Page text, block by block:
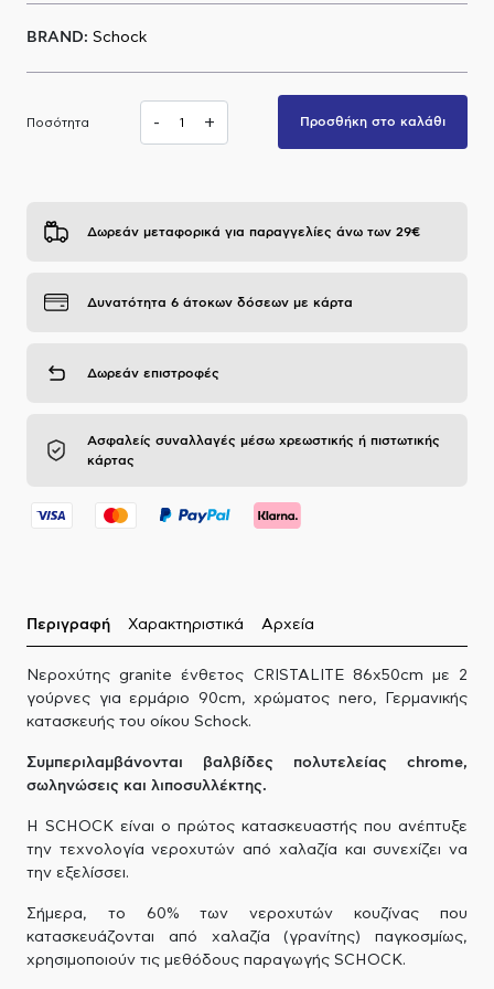
Α.Μ.Ε.Α
BRAND: Schock
Ποσότητα - + Προσθήκη στο καλάθι
Δωρεάν μεταφορικά για παραγγελίες άνω των 29€
Δυνατότητα 6 άτοκων δόσεων με κάρτα
Δωρεάν επιστροφές
Ασφαλείς συναλλαγές μέσω χρεωστικής ή πιστωτικής
κάρτας
Περιγραφή Χαρακτηριστικά Αρχεία
Νεροχύτης granite ένθετος CRISTALITE 86x50cm με 2
γούρνες για ερμάριο 90cm, χρώματος nero, Γερμανικής
κατασκευής του οίκου Schock.
Συμπεριλαμβάνονται βαλβίδες πολυτελείας chrome,
σωληνώσεις και λιποσυλλέκτης.
Η SCHOCK είναι ο πρώτος κατασκευαστής που ανέπτυξε
την τεχνολογία νεροχυτών από χαλαζία και συνεχίζει να
την εξελίσσει.
Σήμερα, το 60% των νεροχυτών κουζίνας που
κατασκευάζονται από χαλαζία (γρανίτης) παγκοσμίως,
χρησιμοποιούν τις μεθόδους παραγωγής SCHOCK.